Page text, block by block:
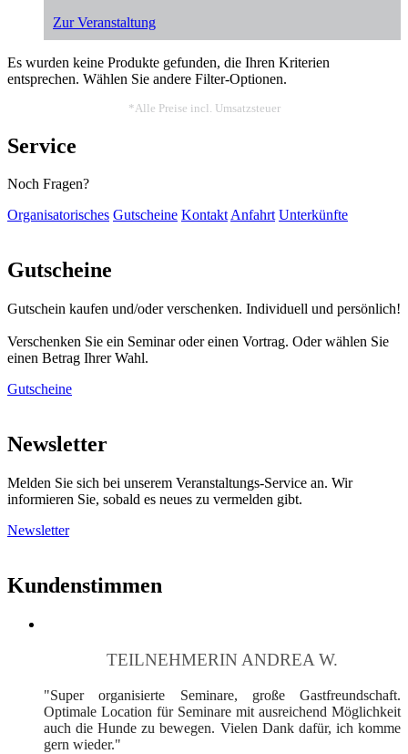
Zur Veranstaltung
Es wurden keine Produkte gefunden, die Ihren Kriterien
entsprechen. Wählen Sie andere Filter-Optionen.
*Alle Preise incl. Umsatzsteuer
Service
Noch Fragen?
Organisatorisches Gutscheine KontaktAnfahrt Unterkünfte
Gutscheine
Gutschein kaufen und/oder verschenken. Individuell und persönlich!
Verschenken Sie ein Seminar oder einen Vortrag. Oder wählen Sie
einen Betrag Ihrer Wahl.
Gutscheine
Newsletter
Melden Sie sich bei unserem Veranstaltungs-Service an. Wir
informieren Sie, sobald es neues zu vermelden gibt.
Newsletter
Kundenstimmen
TEILNEHMERIN ANDREA W.
"Super organisierte Seminare, große Gastfreundschaft.
Optimale Location für Seminare mit ausreichend Möglichkeit
auch die Hunde zu bewegen. Vielen Dank dafür, ich komme
gern wieder."